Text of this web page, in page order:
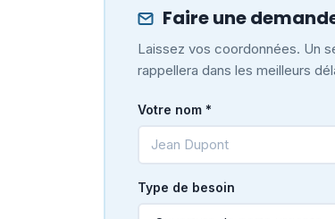
Faire une
Laissez vos coordonnées. Un
rappellera dans les meilleurs
Votre nom *
Type de besoin